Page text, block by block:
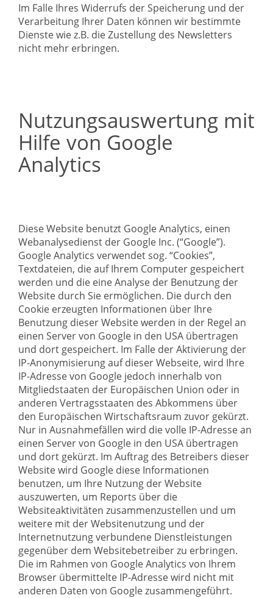
Im Falle Ihres Widerrufs der Speicherung und der
Verarbeitung Ihrer Daten können wir bestimmte
Dienste wie z.B. die Zustellung des Newsletters
nicht mehr erbringen.
Nutzungsauswertung mit
Hilfe von Google
Analytics
Diese Website benutzt Google Analytics, einen
Webanalysedienst der Google Inc. (“Google”).
Google Analytics verwendet sog. “Cookies”,
Textdateien, die auf Ihrem Computer gespeichert
werden und die eine Analyse der Benutzung der
Website durch Sie ermöglichen. Die durch den
Cookie erzeugten Informationen über Ihre
Benutzung dieser Website werden in der Regel an
einen Server von Google in den USA übertragen
und dort gespeichert. Im Falle der Aktivierung der
IP-Anonymisierung auf dieser Webseite, wird Ihre
IP-Adresse von Google jedoch innerhalb von
Mitgliedstaaten der Europäischen Union oder in
anderen Vertragsstaaten des Abkommens über
den Europäischen Wirtschaftsraum zuvor gekürzt.
Nur in Ausnahmefällen wird die volle IP-Adresse an
einen Server von Google in den USA übertragen
und dort gekürzt. Im Auftrag des Betreibers dieser
Website wird Google diese Informationen
benutzen, um Ihre Nutzung der Website
auszuwerten, um Reports über die
Websiteaktivitäten zusammenzustellen und um
weitere mit der Websitenutzung und der
Internetnutzung verbundene Dienstleistungen
gegenüber dem Websitebetreiber zu erbringen.
Die im Rahmen von Google Analytics von Ihrem
Browser übermittelte IP-Adresse wird nicht mit
anderen Daten von Google zusammengeführt.